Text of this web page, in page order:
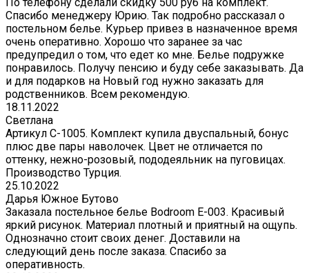
Спасибо менеджеру Юрию. Так подробно рассказал о
постельном белье. Курьер привез в назначенное время
очень оперативно. Хорошо что заранее за час
предупредил о том, что едет ко мне. Белье подружке
понравилось. Получу пенсию и буду себе заказывать. Да
и для подарков на Новый год нужно заказать для
родственников. Всем рекомендую.
18.11.2022
Светлана
Артикул С-1005. Комплект купила двуспальный, бонус
плюс две пары наволочек. Цвет не отличается по
оттенку, нежно-розовый, пододеяльник на пуговицах.
Производство Турция.
25.10.2022
Дарья Южное Бутово
Заказала постельное белье Bodroom E-003. Красивый
яркий рисунок. Материал плотный и приятный на ощупь.
Однозначно стоит своих денег. Доставили на
следующий день после заказа. Спасибо за
оперативность.